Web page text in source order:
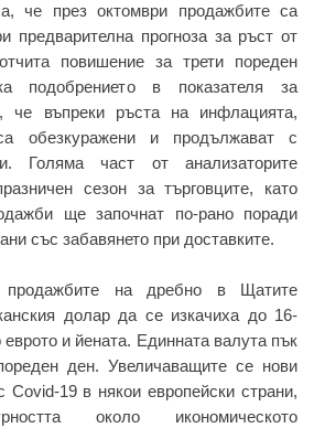
че през октомври продажбите са
предварителна прогноза за ръст от
повишение за трети пореден
подобрението в показателя за
че въпреки ръста на инфлацията,
обезкуражени и продължават с
Голяма част от анализаторите
сезон за търговците, като
ще започнат по-рано поради
със забавянето при доставките.
на дребно в Щатите
долар да се изкачиха до 16-
и йената. Единната валута пък
ден. Увеличаващите се нови
Covid-19 в някои европейски страни,
около икономическото